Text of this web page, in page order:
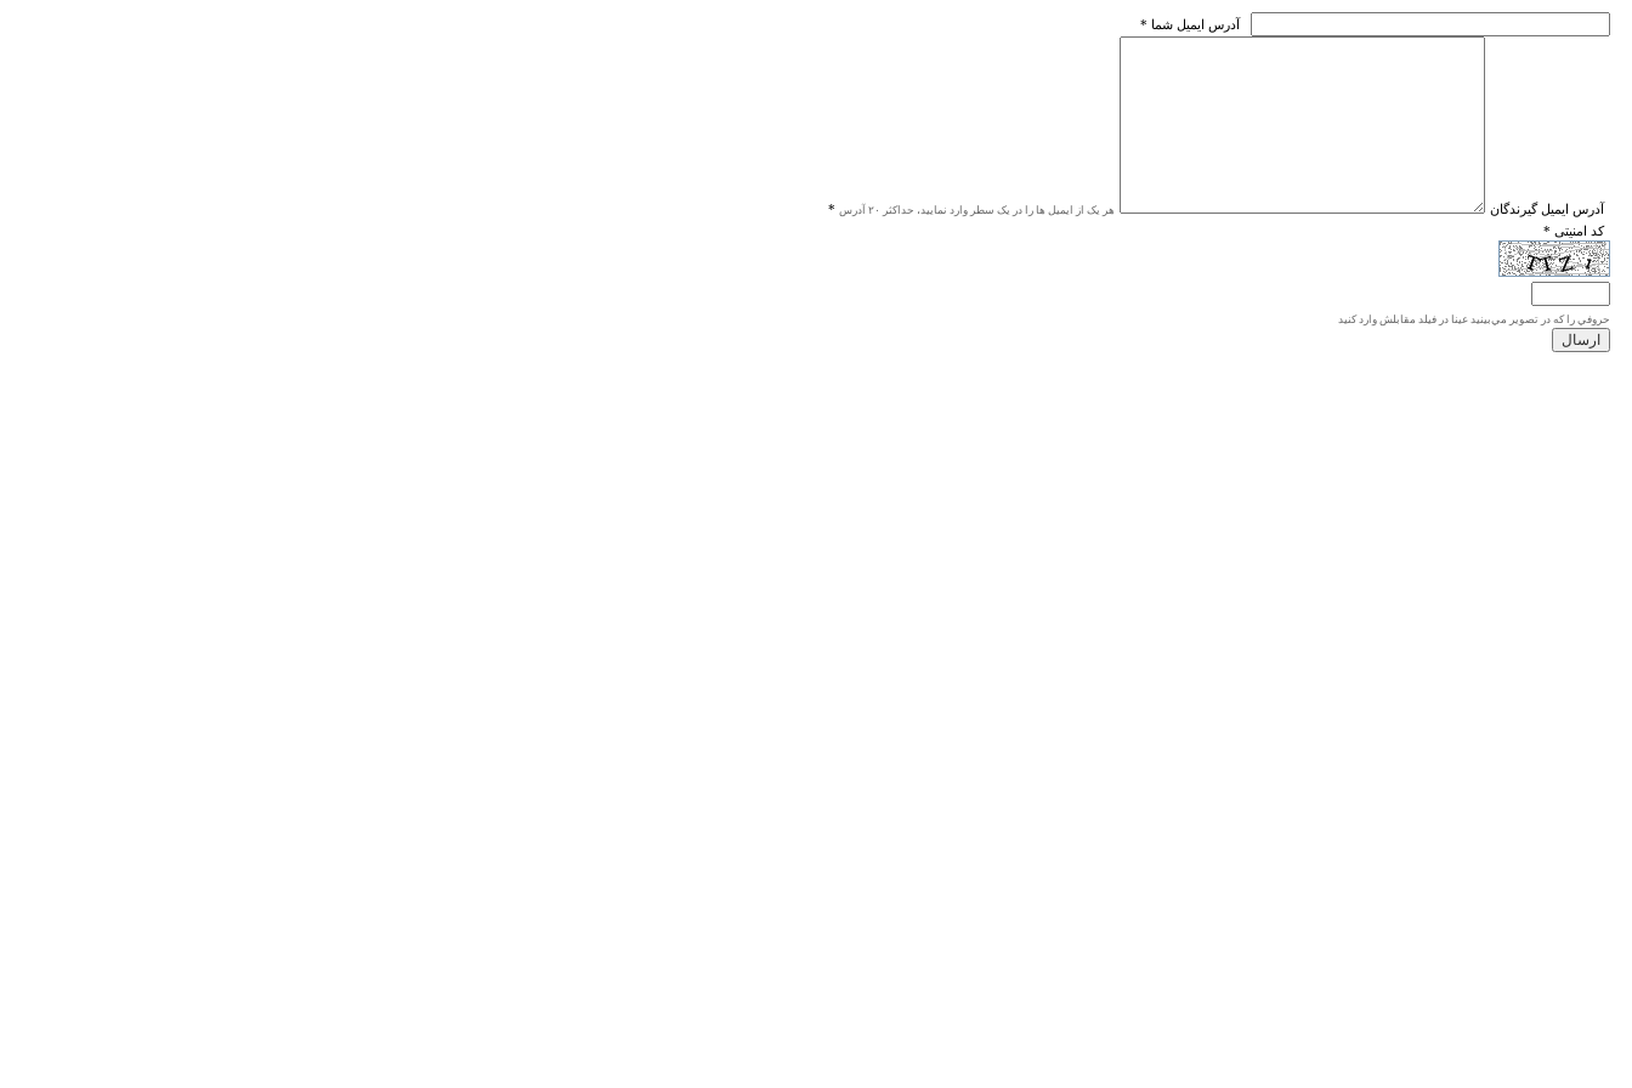
* آدرس ايميل شما
* آدرس ايميل گيرندگان هر یک از ایمیل ها را در یک سطر وارد نمایید، حداکثر ۲۰ آدرس
* کد امنیتی
حروفي را كه در تصوير مي‌بينيد عينا در فيلد مقابلش وارد كنيد